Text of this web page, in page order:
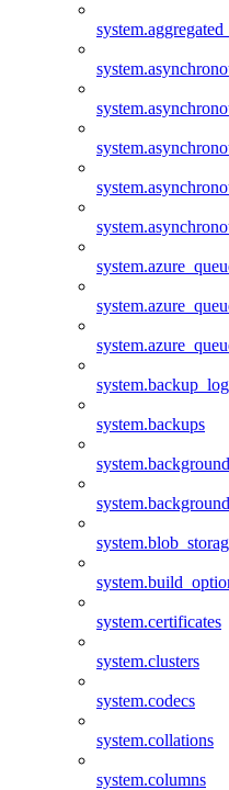
system.backup_log
system.backups
system.certificates
system.clusters
system.codecs
system.collations
system.columns